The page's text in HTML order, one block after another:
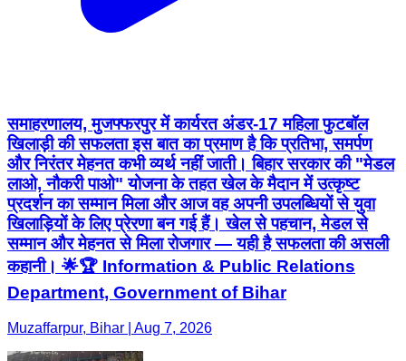
समाहरणालय, मुजफ्फरपुर में कार्यरत अंडर-17 महिला फुटबॉल
खिलाड़ी की सफलता इस बात का प्रमाण है कि प्रतिभा, समर्पण
और निरंतर मेहनत कभी व्यर्थ नहीं जाती। बिहार सरकार की "मेडल
लाओ, नौकरी पाओ" योजना के तहत खेल के मैदान में उत्कृष्ट
प्रदर्शन का सम्मान मिला और आज वह अपनी उपलब्धियों से युवा
खिलाड़ियों के लिए प्रेरणा बन गई हैं। खेल से पहचान, मेडल से
सम्मान और मेहनत से मिला रोजगार — यही है सफलता की असली
कहानी। 🌟🏆 Information & Public Relations
Department, Government of Bihar
Muzaffarpur, Bihar | Aug 7, 2026